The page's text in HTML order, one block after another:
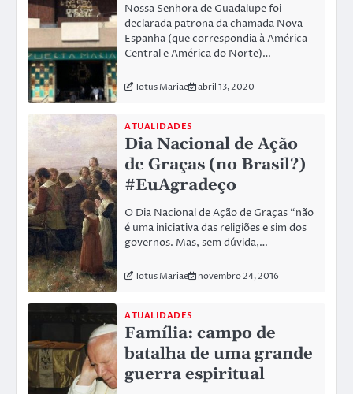
Nossa Senhora de Guadalupe foi
declarada patrona da chamada Nova
Espanha (que correspondia à América
Central e América do Norte)…
Totus Mariae abril 13, 2020
ATUALIDADES
Dia Nacional de Ação
de Graças (no Brasil?)
#EuAgradeço
O Dia Nacional de Ação de Graças “não
é uma iniciativa das religiões e sim dos
governos. Mas, sem dúvida,…
Totus Mariae novembro 24, 2016
ATUALIDADES
Família: campo de
batalha de uma grande
guerra espiritual